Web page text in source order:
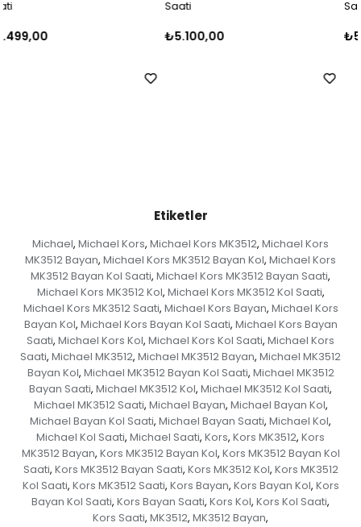
₺5.100,00 ₺5.500,00
Etiketler
Michael, Michael Kors, Michael Kors MK3512, Michael Kors
MK3512 Bayan, Michael Kors MK3512 Bayan Kol, Michael Kors
MK3512 Bayan Kol Saati, Michael Kors MK3512 Bayan Saati,
Michael Kors MK3512 Kol, Michael Kors MK3512 Kol Saati,
Michael Kors MK3512 Saati, Michael Kors Bayan, Michael Kors
Bayan Kol, Michael Kors Bayan Kol Saati, Michael Kors Bayan
Saati, Michael Kors Kol, Michael Kors Kol Saati, Michael Kors
Saati, Michael MK3512, Michael MK3512 Bayan, Michael MK3512
Bayan Kol, Michael MK3512 Bayan Kol Saati, Michael MK3512
Bayan Saati, Michael MK3512 Kol, Michael MK3512 Kol Saati,
Michael MK3512 Saati, Michael Bayan, Michael Bayan Kol,
Michael Bayan Kol Saati, Michael Bayan Saati, Michael Kol,
Michael Kol Saati, Michael Saati, Kors, Kors MK3512, Kors
MK3512 Bayan, Kors MK3512 Bayan Kol, Kors MK3512 Bayan Kol
Saati, Kors MK3512 Bayan Saati, Kors MK3512 Kol, Kors MK3512
Kol Saati, Kors MK3512 Saati, Kors Bayan, Kors Bayan Kol, Kors
Bayan Kol Saati, Kors Bayan Saati, Kors Kol, Kors Kol Saati,
Kors Saati, MK3512, MK3512 Bayan,